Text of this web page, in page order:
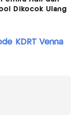
Dikocok Ulang
KDRT Venna